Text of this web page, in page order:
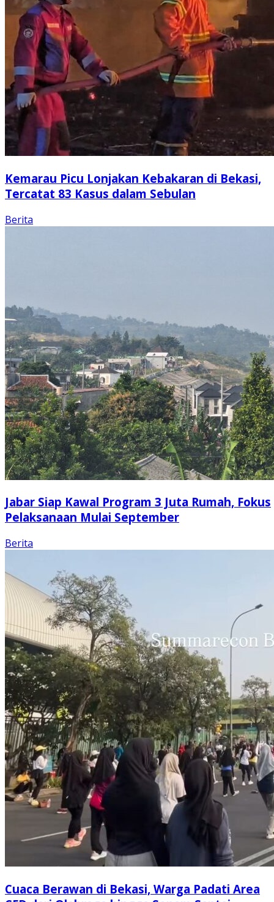
Kemarau Picu Lonjakan Kebakaran di Bekasi,
Tercatat 83 Kasus dalam Sebulan
Berita
Jabar Siap Kawal Program 3 Juta Rumah, Fokus
Pelaksanaan Mulai September
Berita
Cuaca Berawan di Bekasi, Warga Padati Area